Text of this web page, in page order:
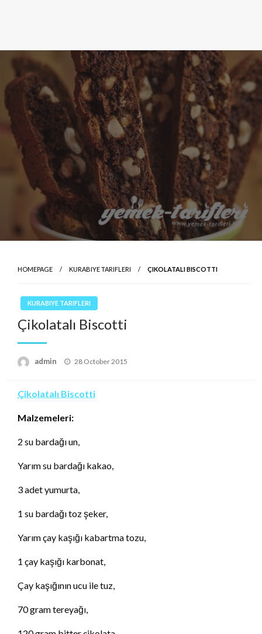
HOMEPAGE KURABIYE TARIFLERI ÇIKOLATALI BISCOTTI
KURABIYE TARIFLERI
Çikolatalı Biscotti
admin
Posted
28 October 2015
Çikolatalı Biscotti
Malzemeleri:
2 su bardağı un,
Yarım su bardağı kakao,
3 adet yumurta,
1 su bardağı toz şeker,
Yarım çay kaşığı kabartma tozu,
1 çay kaşığı karbonat,
Çay kaşığının ucu ile tuz,
70 gram tereyağı,